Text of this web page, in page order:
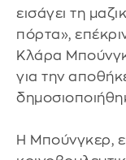
εισάγει τη
πόρτα»,
Κλάρα
για την
Η Μπούνγκερ,